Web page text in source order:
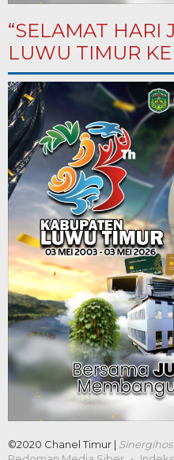
“SELAMAT HARI
LUWU TIMUR
©2020 Chanel Timur |